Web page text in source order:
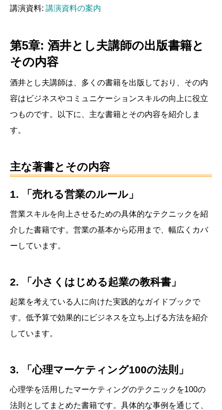
講演資料: 講演資料の案内
第5章: 酒井とし夫講師の出版書籍と
その内容
酒井とし夫講師は、多くの書籍を出版しており、その内
容はビジネスやコミュニケーションスキルの向上に役立
つものです。以下に、主な書籍とその内容を紹介しま
す。
主な著書とその内容
1. 「売れる営業のルール」
営業スキルを向上させるための具体的なテクニックを紹
介した書籍です。営業の基本から応用まで、幅広くカバ
ーしています。
2. 「小さくはじめる起業の教科書」
起業を考えている人に向けた実践的なガイドブックで
す。低予算で効果的にビジネスを立ち上げる方法を紹介
しています。
3. 「心理マーケティング100の法則」
心理学を活用したマーケティングのテクニックを100の
法則としてまとめた書籍です。具体的な事例を通じて、